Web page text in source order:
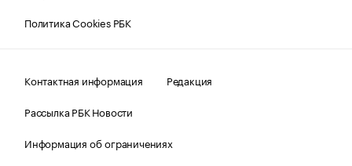
Политика Cookies РБК
Контактная информация
Редакция
Рассылка РБК Новости
Информация об ограничениях